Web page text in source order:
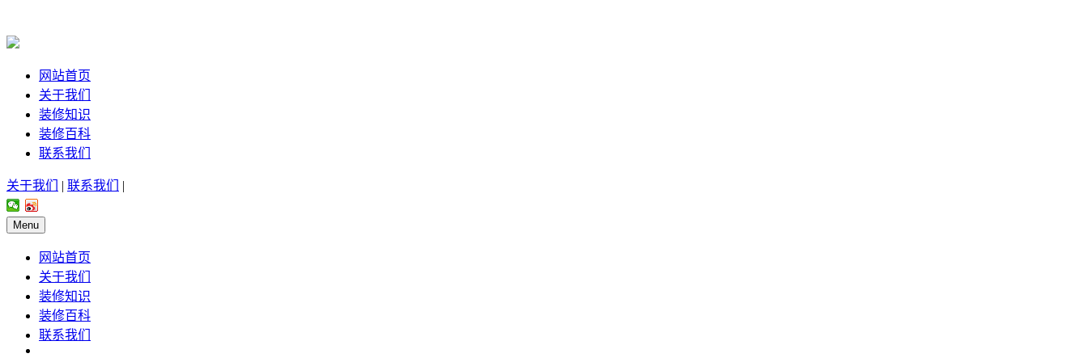
网站首页
关于我们
装修知识
装修百科
联系我们
关于我们 | 联系我们 |
Menu
网站首页
关于我们
装修知识
装修百科
联系我们